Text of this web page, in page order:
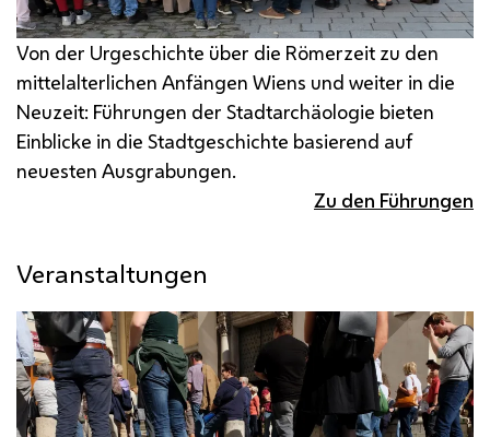
Von der Urgeschichte über die Römerzeit zu den
mittelalterlichen Anfängen Wiens und weiter in die
Neuzeit: Führungen der Stadtarchäologie bieten
Einblicke in die Stadtgeschichte basierend auf
neuesten Ausgrabungen.
Zu den Führungen
Veranstaltungen